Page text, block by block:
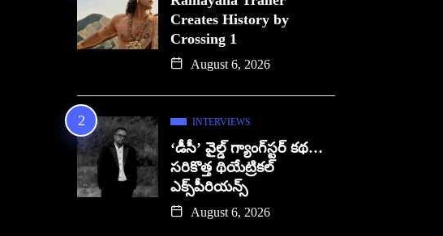
Creates History by
Crossing 1
August 6, 2026
INTERVIEWS
‘డీసీ’ వైల్డ్ గ్యాంగ్‌స్టర్ కథ…
సరికొత్త థియేట్రికల్
ఎక్స్‌పీరియన్స్
August 6, 2026